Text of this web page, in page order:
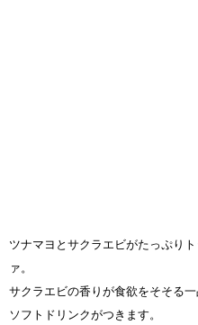
ツナマヨとサクラエビがたっぷり
ァ。
サクラエビの香りが食欲をそそる一
ソフトドリンクがつきます。